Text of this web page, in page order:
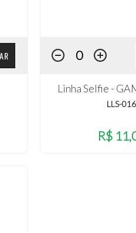
Linha Selfie -
LLS-016
R$